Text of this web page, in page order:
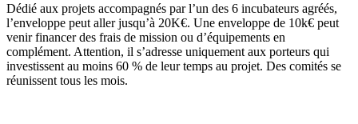
Dédié aux projets accompagnés par l’un des 6 incubateurs agréés,
l’enveloppe peut aller jusqu’à 20K€. Une enveloppe de 10k€ peut
venir financer des frais de mission ou d’équipements en
complément. Attention, il s’adresse uniquement aux porteurs qui
investissent au moins 60 % de leur temps au projet. Des comités se
réunissent tous les mois.